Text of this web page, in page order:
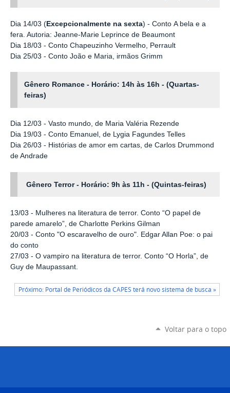
Dia 14/03 ( Excepcionalmente na sexta) - Conto A bela e a
fera. Autoria: Jeanne-Marie Leprince de Beaumont
Dia 18/03 - Conto Chapeuzinho Vermelho, Perrault
Dia 25/03 - Conto João e Maria, irmãos Grimm
Gênero Romance - Horário: 14h às 16h - (Quartas-
feiras)
Dia 12/03 - Vasto mundo, de Maria Valéria Rezende
Dia 19/03 - Conto Emanuel, de Lygia Fagundes Telles
Dia 26/03 - Histórias de amor em cartas, de Carlos Drummond
de Andrade
Gênero Terror - Horário: 9h às 11h - (Quintas-feiras)
13/03 - Mulheres na literatura de terror. Conto “O papel de
parede amarelo”, de Charlotte Perkins Gilman
20/03 - Conto "O escaravelho de ouro". Edgar Allan Poe: o pai
do conto
27/03 - O vampiro na literatura de terror. Conto “O Horla”, de
Guy de Maupassant.
Próximo: Portal de Periódicos da CAPES terá novo sistema de busca »
Voltar para o topo